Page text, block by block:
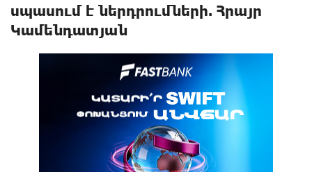
սպասում է ներդրումների. Հրայր
Կամենդատյան